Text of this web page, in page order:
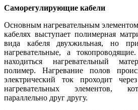
Саморегулирующие кабели
Основным нагревательным
кабелях выступает полимерная
вида кабеля двухжильная, но
нагревательные, а
находиться нагревательный
полимер. Нагревание полов
электрический ток проходит
нагревательных элементов,
параллельно друг другу.